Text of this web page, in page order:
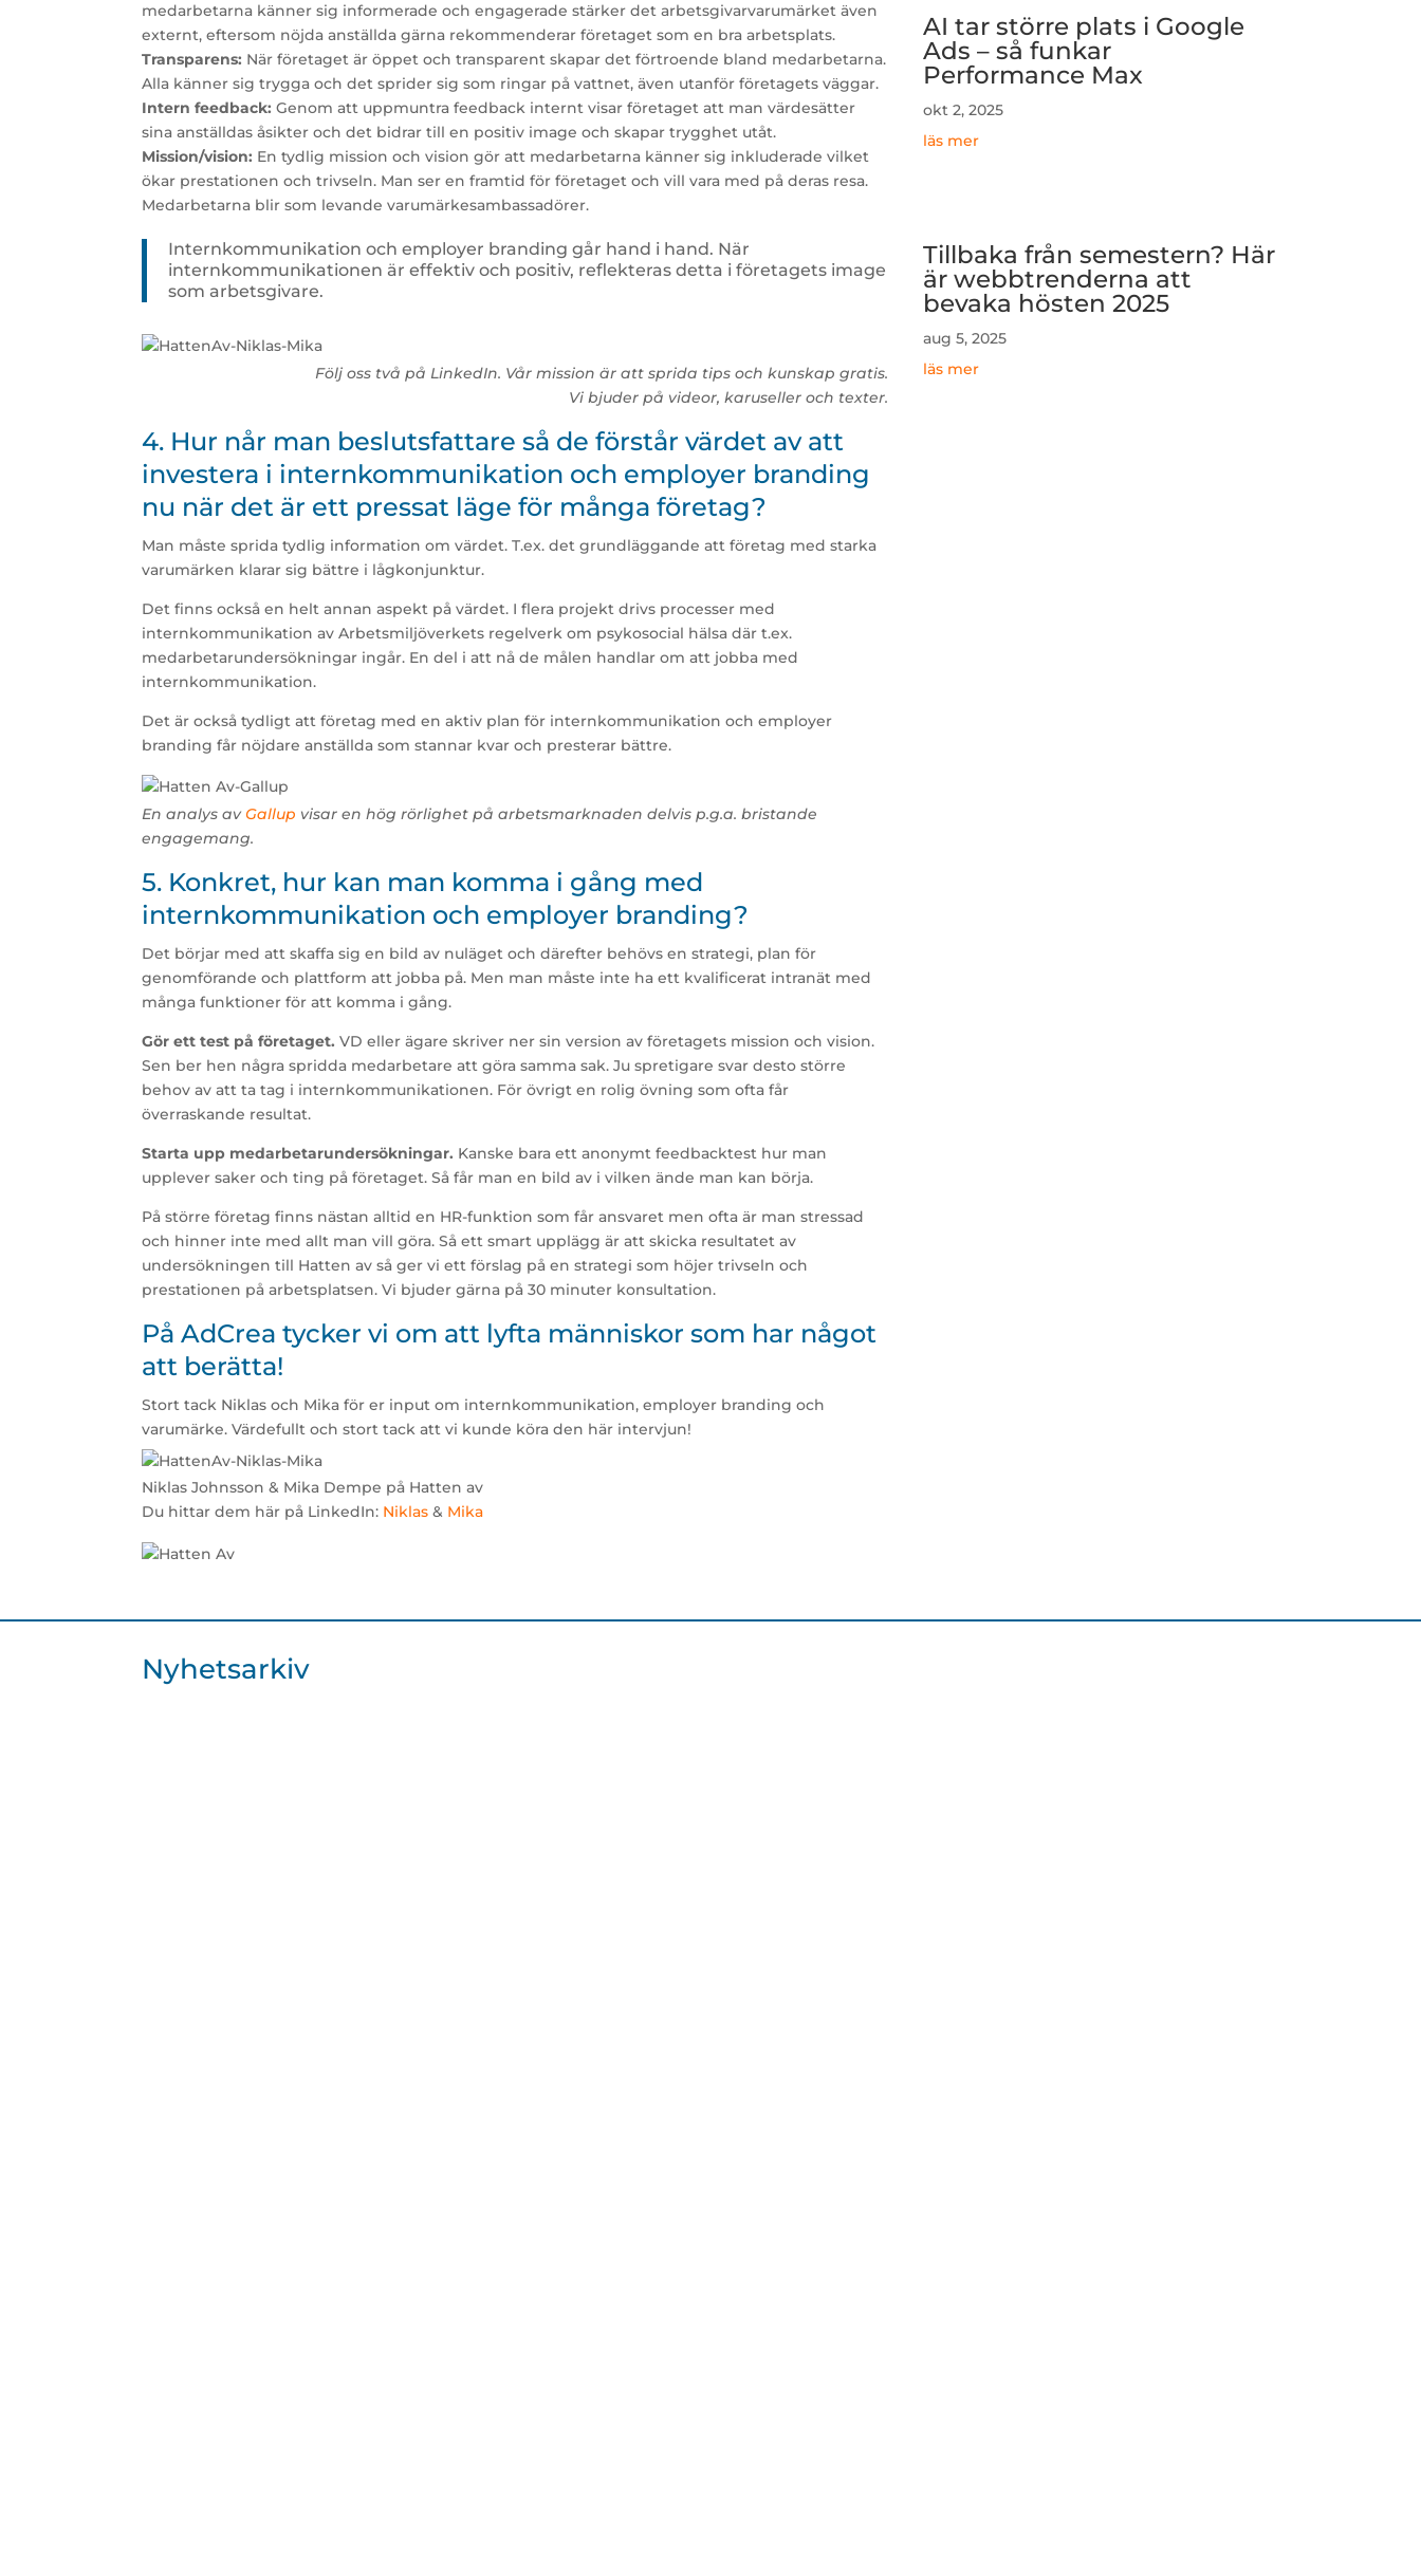
medarbetarna känner sig informerade och engagerade stärker det arbetsgivarvarumärket även
externt, eftersom nöjda anställda gärna rekommenderar företaget som en bra arbetsplats.
Transparens: När företaget är öppet och transparent skapar det förtroende bland medarbetarna.
Alla känner sig trygga och det sprider sig som ringar på vattnet, även utanför företagets väggar.
Intern feedback: Genom att uppmuntra feedback internt visar företaget att man värdesätter
sina anställdas åsikter och det bidrar till en positiv image och skapar trygghet utåt.
Mission/vision: En tydlig mission och vision gör att medarbetarna känner sig inkluderade vilket
ökar prestationen och trivseln. Man ser en framtid för företaget och vill vara med på deras resa.
Medarbetarna blir som levande varumärkesambassadörer.
Internkommunikation och employer branding går hand i hand. När
internkommunikationen är effektiv och positiv, reflekteras detta i företagets image
som arbetsgivare.
Följ oss två på LinkedIn. Vår mission är att sprida tips och kunskap gratis.
Vi bjuder på videor, karuseller och texter.
4. Hur når man beslutsfattare så de förstår värdet av att
investera i internkommunikation och employer branding
nu när det är ett pressat läge för många företag?
Man måste sprida tydlig information om värdet. T.ex. det grundläggande att företag med starka
varumärken klarar sig bättre i lågkonjunktur.
Det finns också en helt annan aspekt på värdet. I flera projekt drivs processer med
internkommunikation av Arbetsmiljöverkets regelverk om psykosocial hälsa där t.ex.
medarbetarundersökningar ingår. En del i att nå de målen handlar om att jobba med
internkommunikation.
Det är också tydligt att företag med en aktiv plan för internkommunikation och employer
branding får nöjdare anställda som stannar kvar och presterar bättre.
En analys avGallup visar en hög rörlighet på arbetsmarknaden delvis p.g.a. bristande
engagemang.
5. Konkret, hur kan man komma i gång med
internkommunikation och employer branding?
Det börjar med att skaffa sig en bild av nuläget och därefter behövs en strategi, plan för
genomförande och plattform att jobba på. Men man måste inte ha ett kvalificerat intranät med
många funktioner för att komma i gång.
Gör ett test på företaget. VD eller ägare skriver ner sin version av företagets mission och vision.
Sen ber hen några spridda medarbetare att göra samma sak. Ju spretigare svar desto större
behov av att ta tag i internkommunikationen. För övrigt en rolig övning som ofta får
överraskande resultat.
Starta upp medarbetarundersökningar. Kanske bara ett anonymt feedbacktest hur man
upplever saker och ting på företaget. Så får man en bild av i vilken ände man kan börja.
På större företag finns nästan alltid en HR-funktion som får ansvaret men ofta är man stressad
och hinner inte med allt man vill göra. Så ett smart upplägg är att skicka resultatet av
undersökningen till Hatten av så ger vi ett förslag på en strategi som höjer trivseln och
prestationen på arbetsplatsen. Vi bjuder gärna på 30 minuter konsultation.
På AdCrea tycker vi om att lyfta människor som har något
att berätta!
Stort tack Niklas och Mika för er input om internkommunikation, employer branding och
varumärke. Värdefullt och stort tack att vi kunde köra den här intervjun!
Niklas Johnsson & Mika Dempe på Hatten av
Du hittar dem här på LinkedIn: Niklas & Mika
AI tar större plats i Google
Ads – så funkar
Performance Max
okt 2, 2025
läs mer
Tillbaka från semestern? Här
är webbtrenderna att
bevaka hösten 2025
aug 5, 2025
läs mer
Nyhetsarkiv